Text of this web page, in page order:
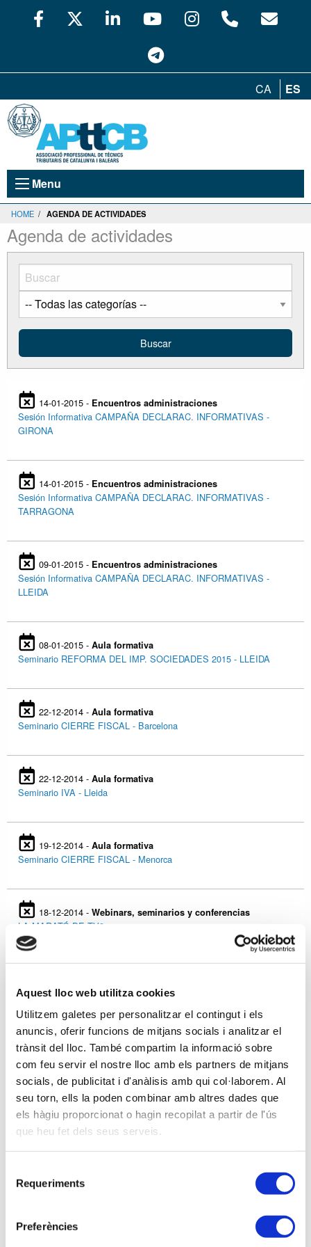
Aquest lloc web utilitza cookies
Utilitzem galetes per personalitzar el contingut i els
anuncis, oferir funcions de mitjans socials i analitzar el
trànsit del lloc. També compartim la informació sobre
com feu servir el nostre lloc amb els partners de mitjans
socials, de publicitat i d'anàlisis amb qui col·laborem. Al
seu torn, ells la poden combinar amb altres dades que
els hàgiu proporcionat o hagin recopilat a partir de l'ús
que heu fet dels seus serveis.
Requeriments
Preferències
CA ES
Menu
HOME / AGENDA DE ACTIVIDADES
Agenda de actividades
14-01-2015 - Encuentros administraciones
Sesión Informativa CAMPAÑA DECLARAC. INFORMATIVAS -
GIRONA
14-01-2015 - Encuentros administraciones
Sesión Informativa CAMPAÑA DECLARAC. INFORMATIVAS -
TARRAGONA
09-01-2015 - Encuentros administraciones
Sesión Informativa CAMPAÑA DECLARAC. INFORMATIVAS -
LLEIDA
08-01-2015 - Aula formativa
Seminario REFORMA DEL IMP. SOCIEDADES 2015 - LLEIDA
22-12-2014 - Aula formativa
Seminario CIERRE FISCAL - Barcelona
22-12-2014 - Aula formativa
Seminario IVA - Lleida
19-12-2014 - Aula formativa
Seminario CIERRE FISCAL - Menorca
18-12-2014 - Webinars, seminarios y conferencias
LA MARATÓ DE TV3
Seminario CIERRE FISCAL - Girona
16-12-2014 -Aula formativa
Seminario CIERRE FISCAL - Lleida
Anterior Siguiente